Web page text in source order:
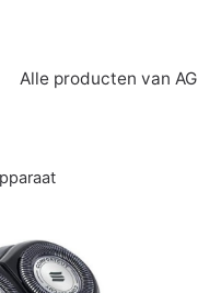
Alle producten van AG